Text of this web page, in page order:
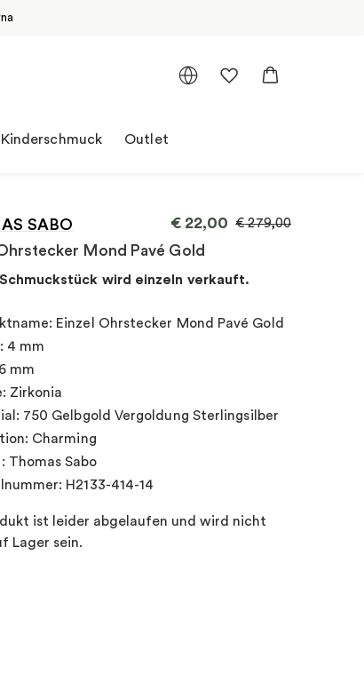
Kinderschmuck Outlet
SABO
Mond Pavé Gold
€22,00 €279,00
wird einzeln verkauft.
Einzel Ohrstecker Mond Pavé Gold
4 mm
mm
Zirkonia
750 Gelbgold Vergoldung Sterlingsilber
Charming
Thomas Sabo
H2133-414-14
ist leider abgelaufen und wird nicht
Lager sein.